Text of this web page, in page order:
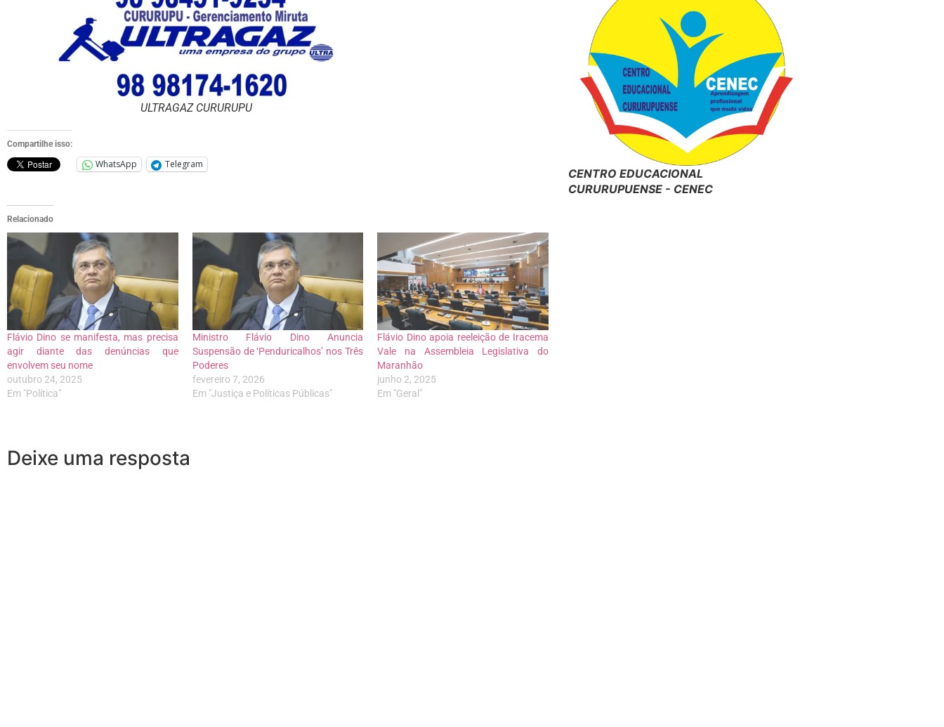
ULTRAGAZ CURURUPU
Compartilhe isso:
WhatsApp Telegram
Relacionado
Flávio Dino se manifesta, mas precisa
agir diante das denúncias que
envolvem seu nome
outubro 24, 2025
Em "Política"
Ministro Flávio Dino Anuncia
Suspensão de ‘Penduricalhos’ nos Três
Poderes
fevereiro 7, 2026
Em "Justiça e Políticas Públicas"
Flávio Dino apoia reeleição de Iracema
Vale na Assembleia Legislativa do
Maranhão
junho 2, 2025
Em "Geral"
Deixe uma resposta
CENTRO EDUCACIONAL
CURURUPUENSE - CENEC